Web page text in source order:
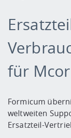
für
Formicum
weltweiten
Ersatzteil-